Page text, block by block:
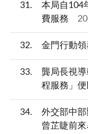
31
本局自104
費服務
32 金門行動領
33
龔局長視
程服務」
34
外交部中
曾芷睫前